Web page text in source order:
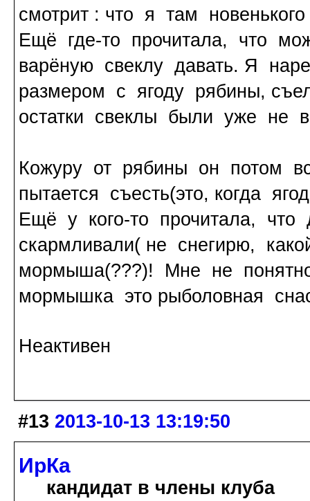
смотрит : что я там
Ещё где-то прочитала, что
варёную свеклу давать. Я
размером с ягоду рябины,
остатки свеклы были уже не
Кожуру от рябины он потом
пытается съесть(это, когда
Ещё у кого-то прочитала, что
скармливали( не снегирю,
мормыша(???)! Мне не
мормышка это рыболовная
Неактивен
#13 2013-10-13 13:19:50
ИрКа
кандидат в члены клуба